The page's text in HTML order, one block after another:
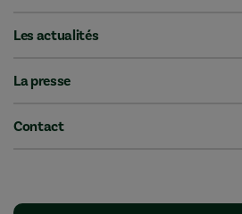
Les actualités
La presse
Contact